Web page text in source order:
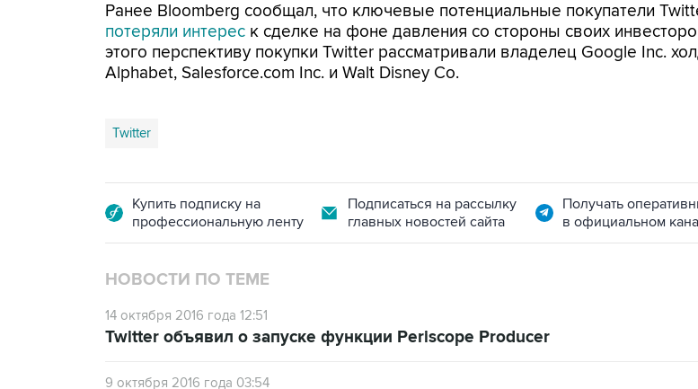
Ранее Bloomberg сообщал, что ключевые потенциальные покупатели
потеряли интерес к сделке на фоне давления со стороны своих
этого перспективу покупки Twitter рассматривали владелец Google Inc.
Alphabet, Salesforce.com Inc. и Walt Disney Co.
Twitter
Купить подписку на
профессиональную ленту
Подписаться на рассылку
главных новостей сайта
Получать
в официальном
НОВОСТИ ПО ТЕМЕ
14 октября 2016 года 12:51
Twitter объявил о запуске функции Periscope Producer
9 октября 2016 года 03:54